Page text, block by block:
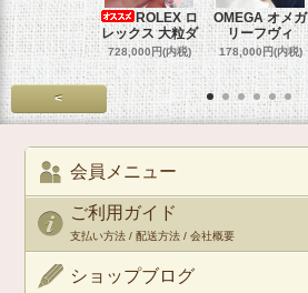
ROLEX ロ
レックス 大粒ダ
728,000円(内税)
OMEGA オメガ
リーフヴィ
178,000円(内税)
<
会員メニュー
ご利用ガイド
支払い方法 / 配送方法 / 会社概要
ショップブログ